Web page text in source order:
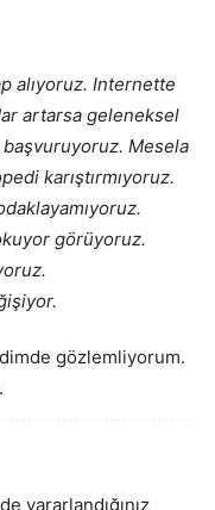
alıyoruz. Internette
artarsa geleneksel
başvuruyoruz. Mesela
karıştırmıyoruz.
görüyoruz.
gözlemliyorum.
yararlandığınız